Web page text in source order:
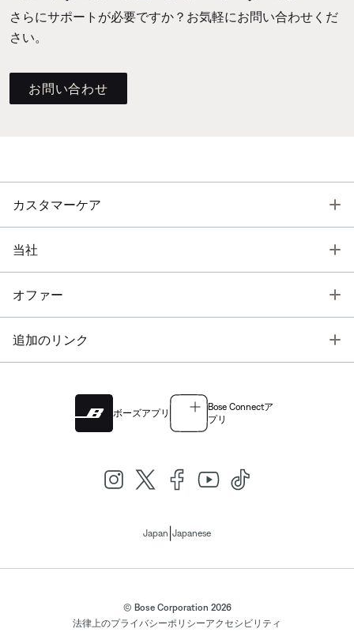
さらにサポートが必要ですか？お気軽にお問い合わせくだ
さい。
お問い合わせ
カスタマーケア
当社
オファー
追加のリンク
ボーズアプリ
Bose Connectア
プリ
Japan Japanese
© Bose Corporation 2026
法律上のプライバシーポリシーアクセシビリティ